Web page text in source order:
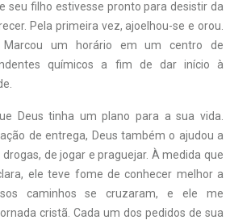
seu filho estivesse pronto para desistir da
Pela primeira vez, ajoelhou-se e orou.
Marcou um horário em um centro de
químicos a fim de dar início à
Deus tinha um plano para a sua vida.
de entrega, Deus também o ajudou a
de jogar e praguejar. À medida que
ele teve fome de conhecer melhor a
caminhos se cruzaram, e ele me
cristã. Cada um dos pedidos de sua